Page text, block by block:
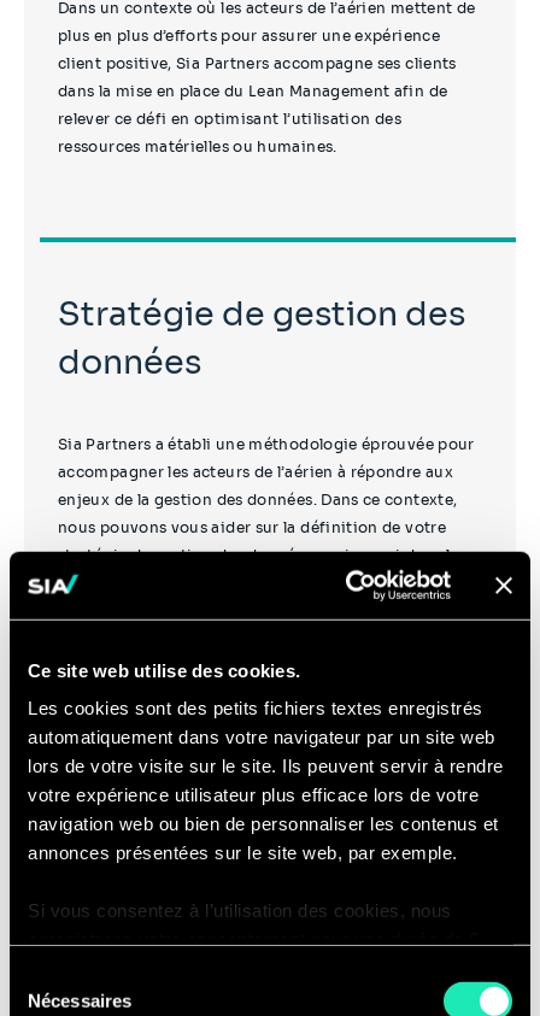
Ce site web utilise des cookies.
Les cookies sont des petits fichiers textes enregistrés
automatiquement dans votre navigateur par un site web
lors de votre visite sur le site. Ils peuvent servir à rendre
votre expérience utilisateur plus efficace lors de votre
navigation web ou bien de personnaliser les contenus et
annonces présentées sur le site web, par exemple.
Si vous consentez à l’utilisation des cookies, nous
consentir à cette utilisation à nouveau. Si vous ne
Nécessaires
Dans un contexte où les acteurs de l’aérien mettent de
plus en plus d’efforts pour assurer une expérience
client positive, Sia Partners accompagne ses clients
dans la mise en place du Lean Management afin de
relever ce défi en optimisant l’utilisation des
ressources matérielles ou humaines.
Stratégie de gestion des
données
Sia Partners a établi une méthodologie éprouvée pour
accompagner les acteurs de l’aérien à répondre aux
enjeux de la gestion des données. Dans ce contexte,
nous pouvons vous aider sur la définition de votre
stratégie de gestion des données, mais aussi dans la
mise en œuvre des chantiers identifiés.
Développement durable
Sia Partners aide les compagnies aériennes et les
aéroports à relever le défi de la transition écologique
projets qui leur permettent de concilier
développement économique et responsabilité